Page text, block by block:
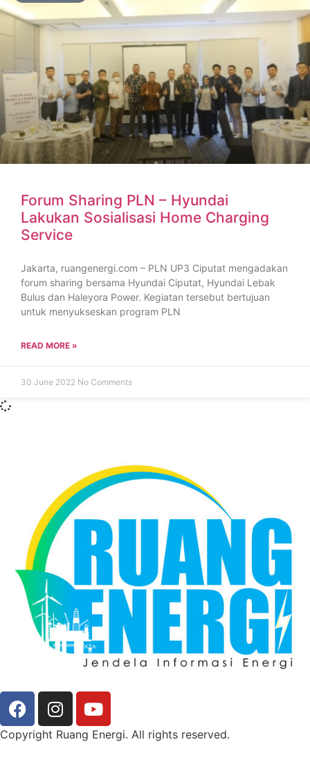
Forum Sharing PLN – Hyundai
Lakukan Sosialisasi Home Charging
Service
Jakarta, ruangenergi.com – PLN UP3 Ciputat mengadakan
forum sharing bersama Hyundai Ciputat, Hyundai Lebak
Bulus dan Haleyora Power. Kegiatan tersebut bertujuan
untuk menyukseskan program PLN
READ MORE »
30 June 2022 No Comments
Copyright Ruang Energi. All rights reserved.